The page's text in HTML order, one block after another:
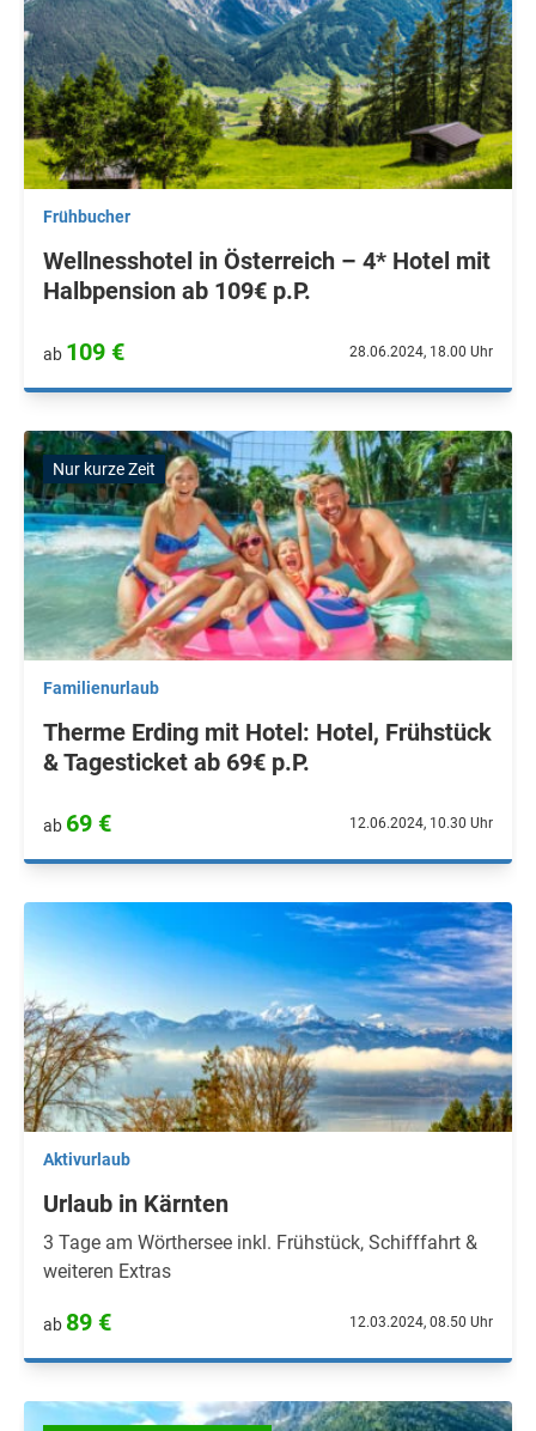
Frühbucher
Wellnesshotel in Österreich – 4* Hotel mit
Halbpension ab 109€ p.P.
ab 109 € 28.06.2024, 18.00 Uhr
Nur kurze Zeit
Familienurlaub
Therme Erding mit Hotel: Hotel, Frühstück
& Tagesticket ab 69€ p.P.
ab 69 € 12.06.2024, 10.30 Uhr
Aktivurlaub
Urlaub in Kärnten
3 Tage am Wörthersee inkl. Frühstück, Schifffahrt &
weiteren Extras
ab 89 € 12.03.2024, 08.50 Uhr